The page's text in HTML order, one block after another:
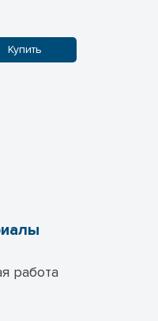
Купить
работа